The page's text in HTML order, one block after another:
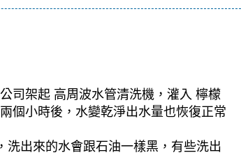
司架起 高周波水管清洗機，灌入 檸檬
個小時後，水變乾淨出水量也恢復正常
出來的水會跟石油一樣黑，有些洗出